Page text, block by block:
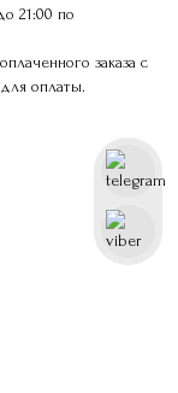
21:00 по
заказа с
оплаты.